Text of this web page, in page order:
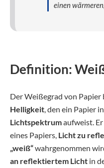
einen
Definition:
Der Weißegrad von Papier
Helligkeit, den ein Papier
Lichtspektrumaufweist.
eines Papiers, Licht zu
„weiß“wahrgenommen
an reflektiertem Licht in